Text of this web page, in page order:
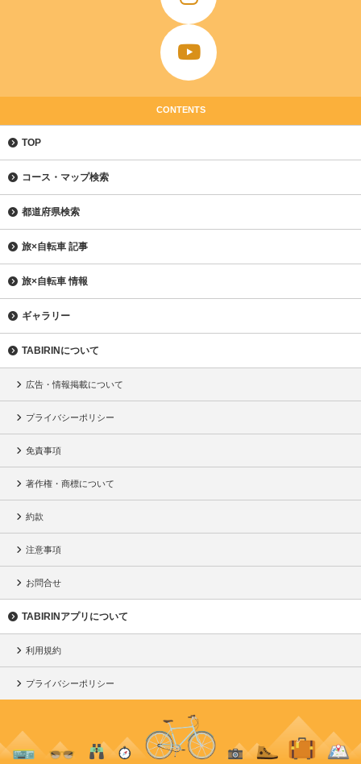
CONTENTS
TOP
コース・マップ検索
都道府県検索
旅×自転車 記事
旅×自転車 情報
ギャラリー
TABIRINについて
広告・情報掲載について
プライバシーポリシー
免責事項
著作権・商標について
約款
注意事項
お問合せ
TABIRINアプリについて
利用規約
プライバシーポリシー